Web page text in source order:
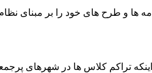
ها و طرح های خود را بر
تراکم کلاس ها در شهرهای